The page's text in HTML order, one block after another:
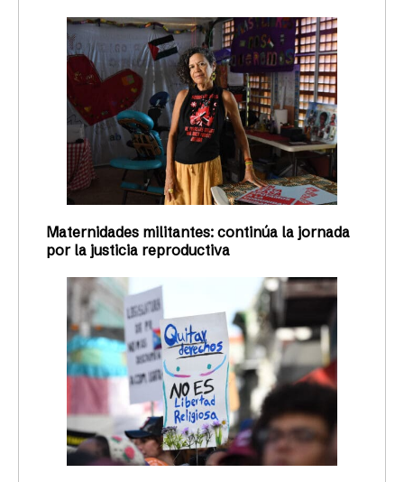
Maternidades militantes: continúa la jornada
por la justicia reproductiva